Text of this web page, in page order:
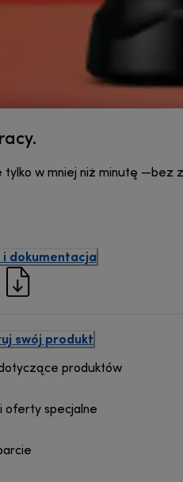
tylko w mniej niż minutę —bez
dokumentacja
swój produkt
produktów
oferty specjalne